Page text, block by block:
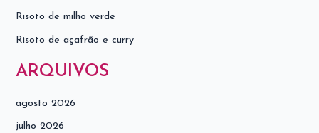
Risoto de milho verde
Risoto de açafrão e curry
ARQUIVOS
agosto 2026
julho 2026